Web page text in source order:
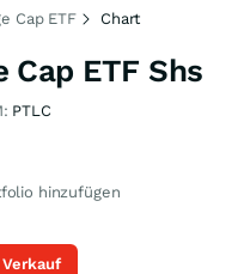
Cap ETF Chart
Cap ETF Shs
PTLC
hinzufügen
Verkauf